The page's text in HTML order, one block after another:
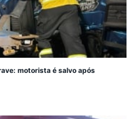
motorista é salvo após